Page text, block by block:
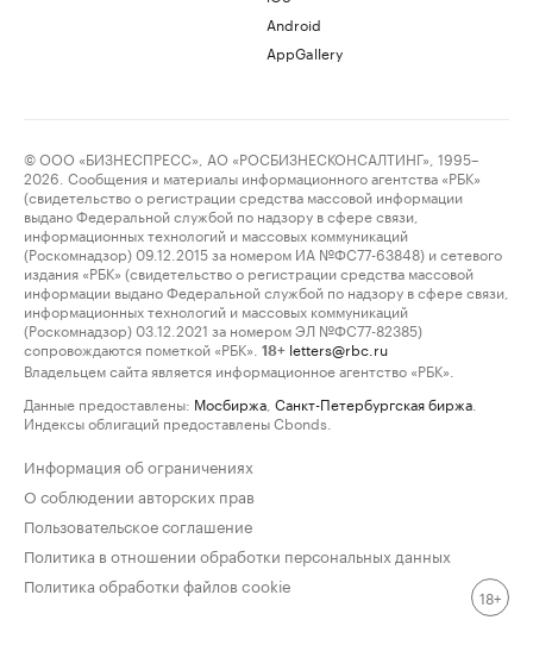
Android
AppGallery
© ООО «БИЗНЕСПРЕСС», АО «РОСБИЗНЕСКОНСАЛТИНГ», 1995–
2026. Сообщения и материалы информационного агентства «РБК»
(свидетельство о регистрации средства массовой информации
выдано Федеральной службой по надзору в сфере связи,
информационных технологий и массовых коммуникаций
(Роскомнадзор) 09.12.2015 за номером ИА №ФС77-63848) и сетевого
издания «РБК» (свидетельство о регистрации средства массовой
информации выдано Федеральной службой по надзору в сфере связи,
информационных технологий и массовых коммуникаций
(Роскомнадзор) 03.12.2021 за номером ЭЛ №ФС77-82385)
сопровождаются пометкой «РБК».
18+ letters@rbc.ru
Владельцем сайта является информационное агентство «РБК».
Данные предоставлены: Мосбиржа Санкт-Петербургская биржа
Индексы облигаций предоставлены Cbonds.
Информация об ограничениях
О соблюдении авторских прав
Пользовательское соглашение
Политика в отношении обработки персональных данных
Политика обработки файлов cookie
18+